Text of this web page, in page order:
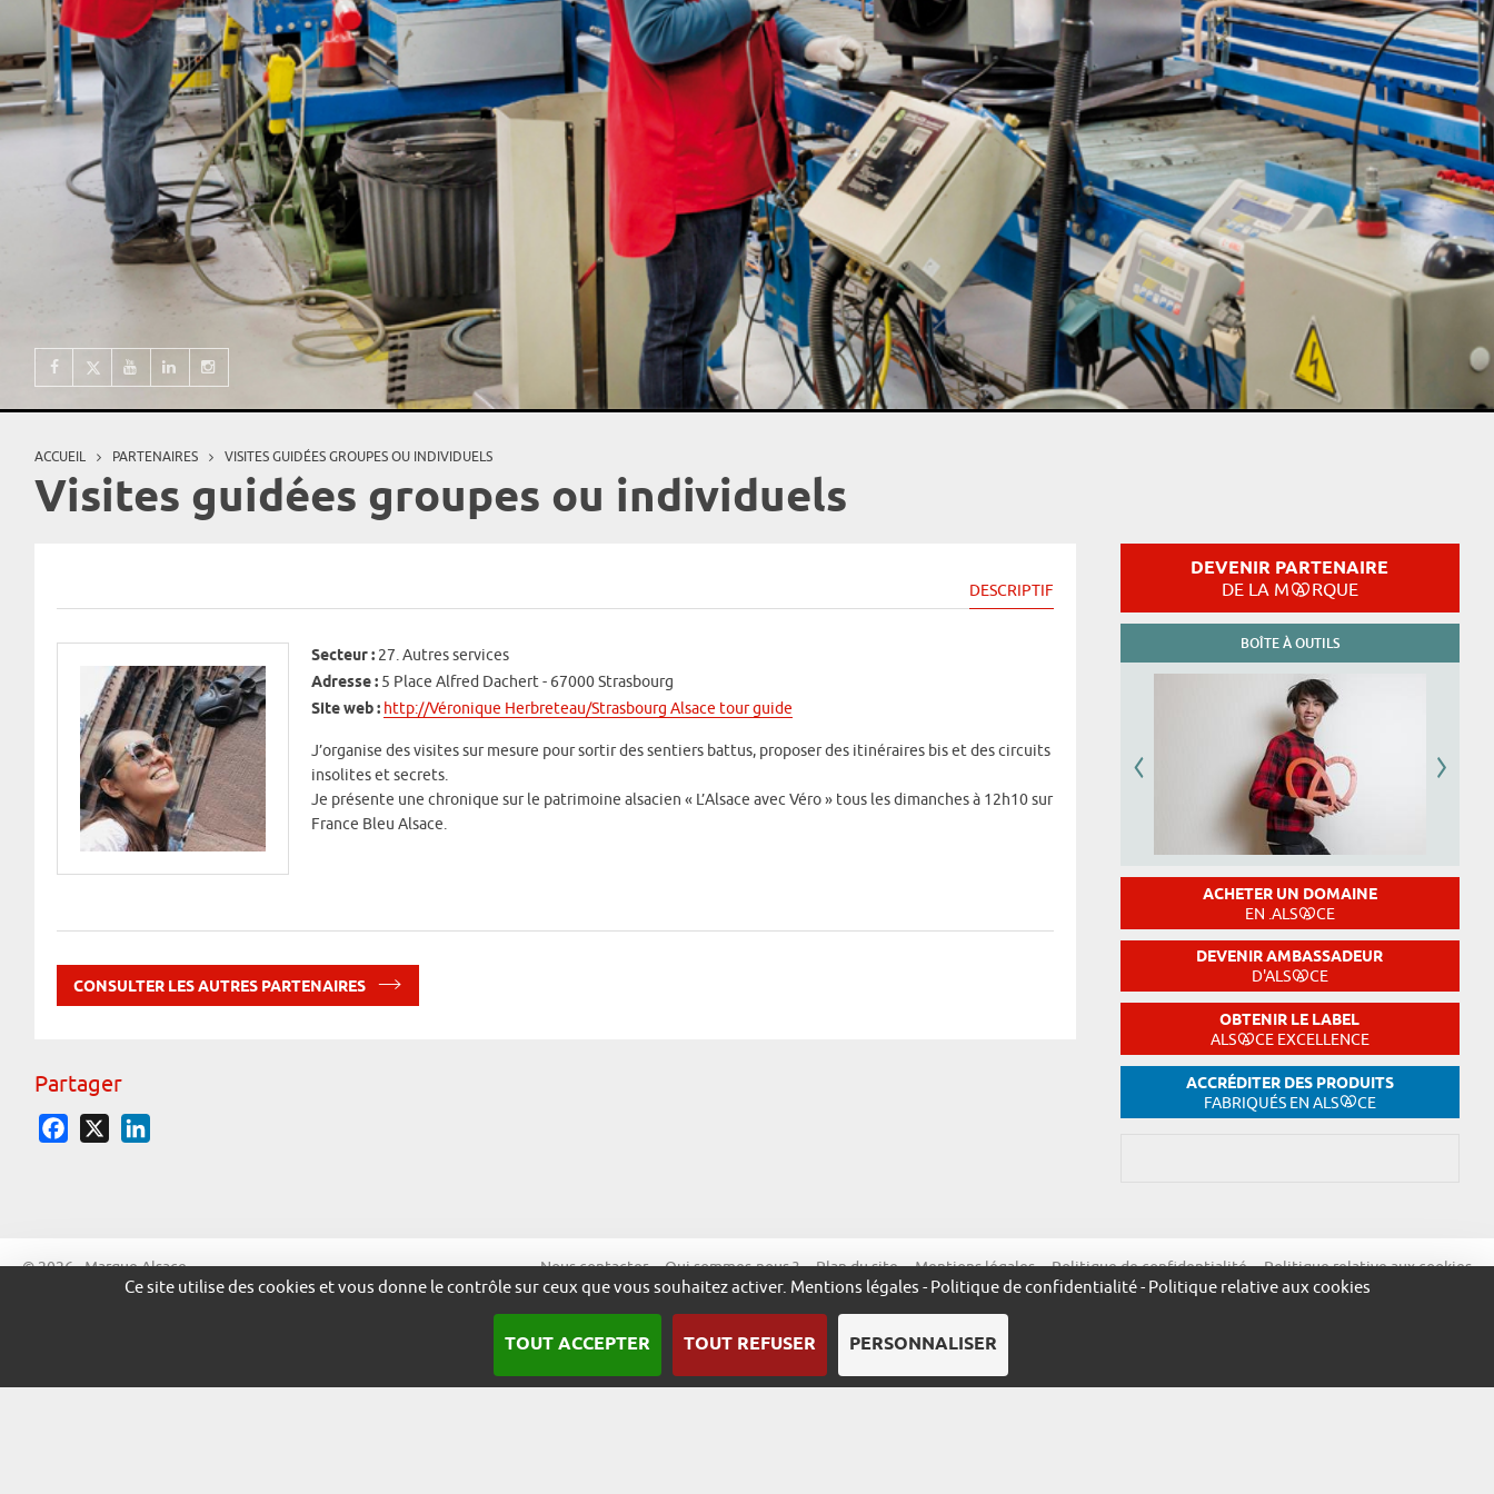
Vous êtes ici
ACCUEIL PARTENAIRES VISITES GUIDÉES GROUPES OU INDIVIDUELS
Visites guidées groupes ou individuels
DESCRIPTIF
Secteur : 27. Autres services
Adresse : 5 Place Alfred Dachert - 67000 Strasbourg
Site web : http://Véronique Herbreteau/Strasbourg Alsace tour guide
J’organise des visites sur mesure pour sortir des sentiers battus, proposer des itinéraires bis et des circuits
insolites et secrets.
Je présente une chronique sur le patrimoine alsacien « L’Alsace avec Véro » tous les dimanches à 12h10 sur
France Bleu Alsace.
CONSULTER LES AUTRES PARTENAIRES
Partager
Facebook
DEVENIR PARTENAIRE
DE LA M RQUE
BOÎTE À OUTILS
ACHETER UN DOMAINE
EN .ALS CE
DEVENIR AMBASSADEUR
D'ALS CE
OBTENIR LE LABEL
ALS CE EXCELLENCE
ACCRÉDITER DES PRODUITS
FABRIQUÉS EN ALS CE
© 2026 - Marque Alsace Nous contacter Qui sommes-nous ? Plan du site Mentions légales Politique de confidentialité Politique relative aux cookies
Ce site utilise des cookies et vous donne le contrôle sur ceux que vous souhaitez activer. Mentions légales - Politique de confidentialité- Politique relative aux cookies
TOUT ACCEPTER TOUT REFUSER PERSONNALISER